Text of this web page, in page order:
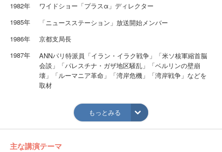
1982年
ワイドショー「プラスα」ディレクター
1985年
「ニュースステーション」放送開始メンバー
1986年
京都支局長
1987年
ANNパリ特派員「イラン・イラク戦争」「米ソ核軍縮首脳
会談」「パレスチナ・ガザ地区騒乱」「ベルリンの壁崩
壊」「ルーマニア革命」「湾岸危機」「湾岸戦争」などを
取材
「ABCニュースリポート」編集長
インターネット事業部長。民放初の「放送と通信の融合」
をビジネス化する組織設計を行なった。
2004年
メディア戦略部長。「アナログ放送終了」と「地上デジタ
もっとみる
主な講演テーマ